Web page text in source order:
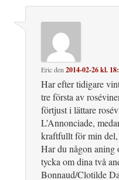
Ericden2014-02-26 kl.
Har efter tidigare
tre första av
förtjust i lättare
L’Annonciade,
kraftfullt för min
Har du någon aning
tycka om dina två
Bonnaud/Clotilde